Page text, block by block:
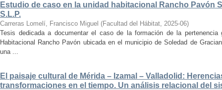
Estudio de caso en la unidad habitacional Rancho Pavón
S.L.P.
Carreras Lomelí, Francisco Miguel (Facultad del Hábitat, 2025-06)
Tesis dedicada a documentar el caso de la formación de la
Habitacional Rancho Pavón ubicada en el municipio de Soledad de
una ...
El paisaje cultural de Mérida – Izamal – Valladolid:
transformaciones en el tiempo. Un análisis relacional del